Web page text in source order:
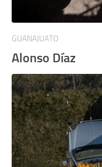
GUANAJUATO
Alonso Díaz